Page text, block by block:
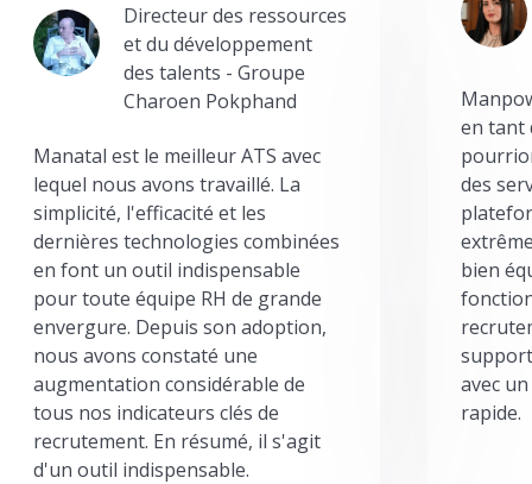
Directeur des ressources
et du développement
des talents - Groupe
Charoen Pokphand
Manatal est le meilleur ATS avec
lequel nous avons travaillé. La
simplicité, l'efficacité et les
dernières technologies combinées
en font un outil indispensable
pour toute équipe RH de grande
envergure. Depuis son adoption,
nous avons constaté une
augmentation considérable de
tous nos indicateurs clés de
recrutement. En résumé, il s'agit
d'un outil indispensable.
en tant
des
bien
avec
rapide.